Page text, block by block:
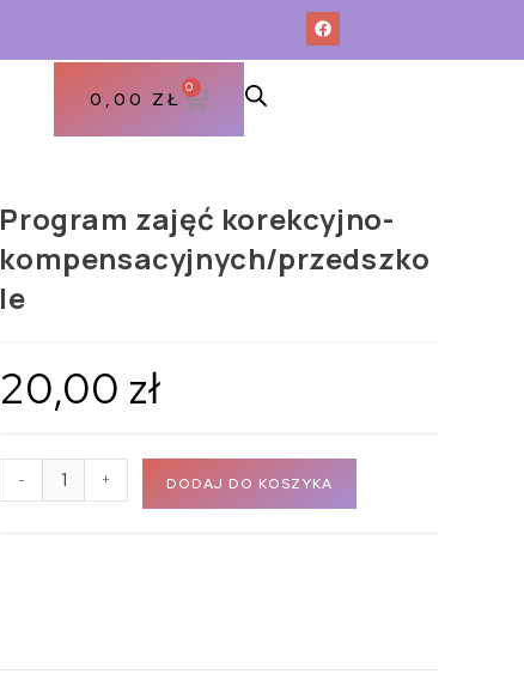
0,00 ZŁ
0
Program zajęć korekcyjno-
kompensacyjnych/przedszko
le
20,00 zł
- + DODAJ DO KOSZYKA